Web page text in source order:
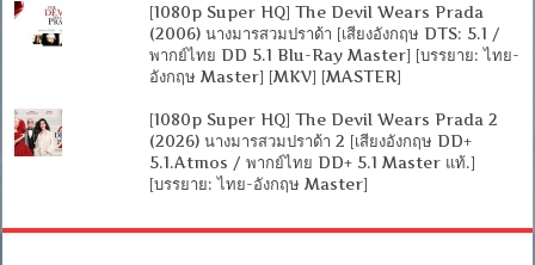
[1080p Super HQ] The Devil Wears Prada
(2006) นางมารสวมปราด้า [เสียงอังกฤษ DTS: 5.1 /
พากย์ไทย DD 5.1 Blu-Ray Master] [บรรยาย: ไทย-
อังกฤษ Master] [MKV] [MASTER]
[1080p Super HQ] The Devil Wears Prada 2
(2026) นางมารสวมปราด้า 2 [เสียงอังกฤษ DD+
5.1.Atmos / พากย์ไทย DD+ 5.1 Master แท้.]
[บรรยาย: ไทย-อังกฤษ Master]